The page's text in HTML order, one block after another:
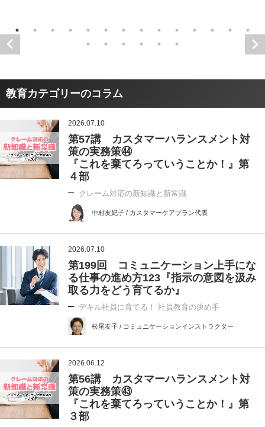
教育カテゴリーのコラム
2026.07.10
第57講 カスタマーハランスメント対
策の実務策㊹
『これを棄てろっていうことか！』第
４部
クレーム対応の新知識と新常識
中村友妃子 / カスタマーケアプラン代表
2026.07.10
第199回 コミュニケーション上手にな
る仕事の進め方123『指示の意図を汲み
取る力をどう育てるか』
デキル社員に育てる！ 社員教育の決め手
松尾友子 / コミュニケーションインストラクター
2026.06.12
第56講 カスタマーハランスメント対
策の実務策㊸
『これを棄てろっていうことか！』第
３部